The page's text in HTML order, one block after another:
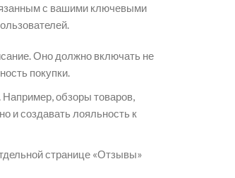
с вашими ключевыми
Оно должно включать не
покупки.
обзоры товаров,
и создавать лояльность к
странице «Отзывы»